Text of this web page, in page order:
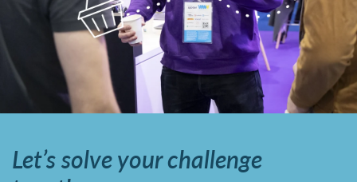
Let’s solve your challenge